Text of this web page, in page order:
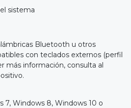
sistema
Bluetooth u otros
con teclados externos (perfil
más información, consulta al
7, Windows 8, Windows 10 o